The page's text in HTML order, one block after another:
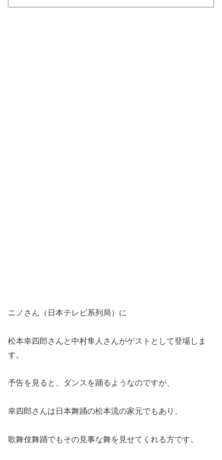
ニノさん（日本テレビ系列局）に
松本幸四郎さんと中村隼人さんがゲストとして登場しま
す。
予告を見ると、ダンスを踊るようなのですが、
幸四郎さんは日本舞踊の松本流の家元でもあり、
歌舞伎舞踊でもその見事な舞を見せてくれる方です。